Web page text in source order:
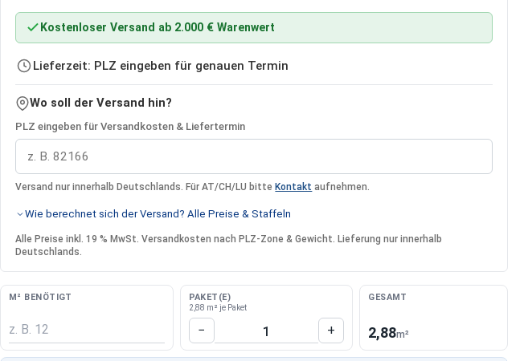
Kostenloser Versand ab 2.000 € Warenwert
Lieferzeit: PLZ eingeben für genauen Termin
Wo soll der Versand hin?
PLZ eingeben für Versandkosten & Liefertermin
Versand nur innerhalb Deutschlands. Für AT/CH/LU bitteKontakt aufnehmen.
Wie berechnet sich der Versand? Alle Preise & Staffeln
Alle Preise inkl. 19 % MwSt. Versandkosten nach PLZ-Zone & Gewicht. Lieferung nur innerhalb
Deutschlands.
M² BENÖTIGT PAKET(E)
2,88 m² je Paket
Produkt Anzahl: Gib den
− +
GESAMT
2,88m²